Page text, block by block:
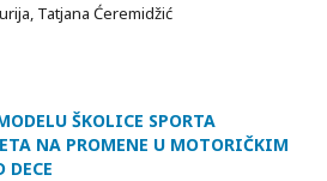
Tatjana Ćeremidžić
ŠKOLICE SPORTA
NA PROMENE U MOTORIČKIM
DECE